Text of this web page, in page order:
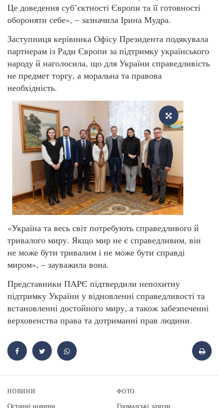
Це доведення суб’єктності Європи та її готовності
обороняти себе», – зазначила Ірина Мудра.
Заступниця керівника Офісу Президента подякувала
партнерам із Ради Європи за підтримку українського
народу й наголосила, що для України справедливість
не предмет торгу, а моральна та правова
необхідність.
«Україна та весь світ потребують справедливого й
тривалого миру. Якщо мир не є справедливим, він
не може бути тривалим і не може бути справді
миром», – зауважила вона.
Представники ПАРЄ підтвердили непохитну
підтримку України у відновленні справедливості та
встановленні достойного миру, а також забезпеченні
верховенства права та дотриманні прав людини.
НОВИНИ
Останні новини
ФОТО
Громадські заходи